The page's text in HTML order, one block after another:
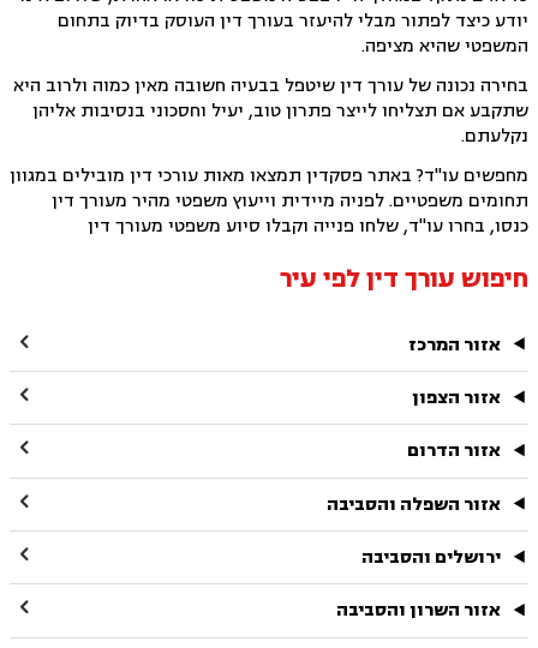
יודע כיצד לפתור מבלי להיעזר בעורך דין העוסק בדיוק בתחום
המשפטי שהיא מציפה.
בחירה נכונה של עורך דין שיטפל בבעיה חשובה מאין כמוה ולרוב היא
שתקבע אם תצליחו לייצר פתרון טוב, יעיל וחסכוני בנסיבות אליהן
נקלעתם.
מחפשים עו"ד? באתר פסקדין תמצאו מאות עורכי דין מובילים במגוון
תחומים משפטיים. לפניה מיידית וייעוץ משפטי מהיר מעורך דין
כנסו, בחרו עו"ד, שלחו פנייה וקבלו סיוע משפטי מעורך דין
חיפוש עורך דין לפי עיר
אזור המרכז 
אזור הצפון 
אזור הדרום 
אזור השפלה והסביבה 
ירושלים והסביבה 
אזור השרון והסביבה 